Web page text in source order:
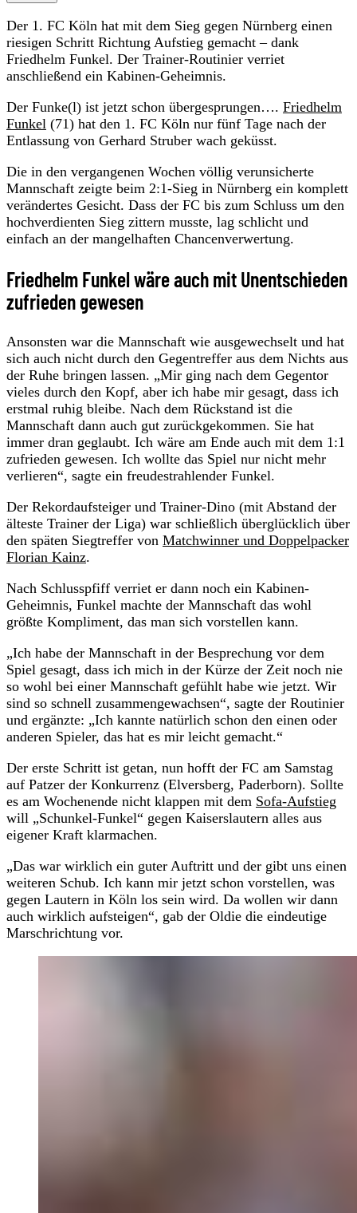
Der 1. FC Köln hat mit dem Sieg gegen Nürnberg einen
riesigen Schritt Richtung Aufstieg gemacht – dank
Friedhelm Funkel. Der Trainer-Routinier verriet
anschließend ein Kabinen-Geheimnis.
Der Funke(l) ist jetzt schon übergesprungen…. Friedhelm
Funkel (71) hat den 1. FC Köln nur fünf Tage nach der
Entlassung von Gerhard Struber wach geküsst.
Die in den vergangenen Wochen völlig verunsicherte
Mannschaft zeigte beim 2:1-Sieg in Nürnberg ein komplett
verändertes Gesicht. Dass der FC bis zum Schluss um den
hochverdienten Sieg zittern musste, lag schlicht und
einfach an der mangelhaften Chancenverwertung.
Friedhelm Funkel wäre auch mit Unentschieden
zufrieden gewesen
Ansonsten war die Mannschaft wie ausgewechselt und hat
sich auch nicht durch den Gegentreffer aus dem Nichts aus
der Ruhe bringen lassen. „Mir ging nach dem Gegentor
vieles durch den Kopf, aber ich habe mir gesagt, dass ich
erstmal ruhig bleibe. Nach dem Rückstand ist die
Mannschaft dann auch gut zurückgekommen. Sie hat
immer dran geglaubt. Ich wäre am Ende auch mit dem 1:1
zufrieden gewesen. Ich wollte das Spiel nur nicht mehr
verlieren“, sagte ein freudestrahlender Funkel.
Der Rekordaufsteiger und Trainer-Dino (mit Abstand der
älteste Trainer der Liga) war schließlich überglücklich über
den späten Siegtreffer von Matchwinner und Doppelpacker
Florian Kainz.
Nach Schlusspfiff verriet er dann noch ein Kabinen-
Geheimnis, Funkel machte der Mannschaft das wohl
größte Kompliment, das man sich vorstellen kann.
„Ich habe der Mannschaft in der Besprechung vor dem
Spiel gesagt, dass ich mich in der Kürze der Zeit noch nie
so wohl bei einer Mannschaft gefühlt habe wie jetzt. Wir
sind so schnell zusammengewachsen“, sagte der Routinier
und ergänzte: „Ich kannte natürlich schon den einen oder
anderen Spieler, das hat es mir leicht gemacht.“
Der erste Schritt ist getan, nun hofft der FC am Samstag
auf Patzer der Konkurrenz (Elversberg, Paderborn). Sollte
es am Wochenende nicht klappen mit dem Sofa-Aufstieg
will „Schunkel-Funkel“ gegen Kaiserslautern alles aus
eigener Kraft klarmachen.
„Das war wirklich ein guter Auftritt und der gibt uns einen
weiteren Schub. Ich kann mir jetzt schon vorstellen, was
gegen Lautern in Köln los sein wird. Da wollen wir dann
auch wirklich aufsteigen“, gab der Oldie die eindeutige
Marschrichtung vor.